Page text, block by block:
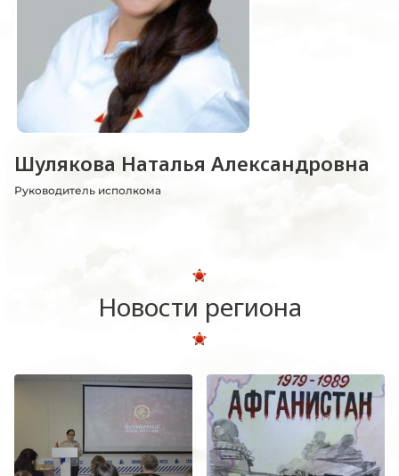
Шулякова Наталья Александровна
Руководитель исполкома
Новости региона